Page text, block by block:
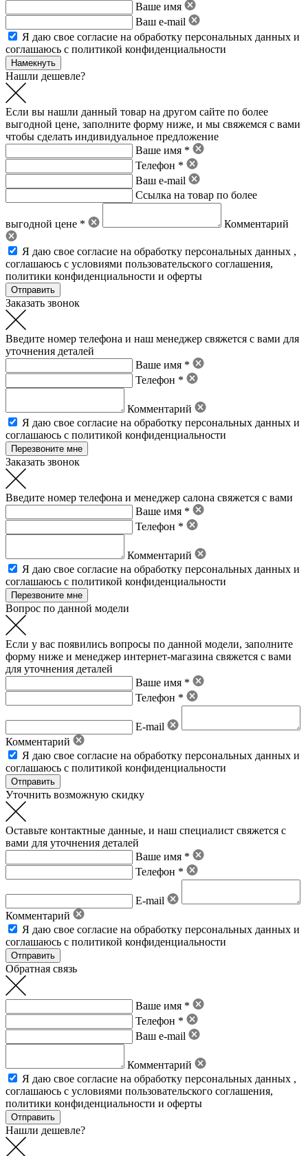
Ваше имя
Ваш e-mail
Я даю свое согласие на обработку персональных данных и
соглашаюсь с политикой конфиденциальности
Нашли дешевле?
Если вы нашли данный товар на другом сайте по более
выгодной цене, заполните форму ниже, и мы свяжемся с вами
чтобы сделать индивидуальное предложение
Ваше имя *
Телефон *
Ваш e-mail
Ссылка на товар по более
выгодной цене * Комментарий
Я даю свое согласие на обработку персональных данных ,
соглашаюсь с условиями пользовательского соглашения,
политики конфиденциальности и оферты
Заказать звонок
Введите номер телефона и наш менеджер свяжется с вами для
уточнения деталей
Ваше имя *
Телефон *
Комментарий
Я даю свое согласие на обработку персональных данных и
соглашаюсь с политикой конфиденциальности
Заказать звонок
Введите номер телефона и менеджер салона свяжется с вами
Ваше имя *
Телефон *
Комментарий
Я даю свое согласие на обработку персональных данных и
соглашаюсь с политикой конфиденциальности
Вопрос по данной модели
Если у вас появились вопросы по данной модели, заполните
форму ниже и менеджер интернет-магазина свяжется с вами
для уточнения деталей
Ваше имя *
Телефон *
E-mail
Комментарий
Я даю свое согласие на обработку персональных данных и
соглашаюсь с политикой конфиденциальности
Уточнить возможную скидку
Оставьте контактные данные, и наш специалист свяжется с
вами для уточнения деталей
Ваше имя *
Телефон *
E-mail
Комментарий
Я даю свое согласие на обработку персональных данных и
соглашаюсь с политикой конфиденциальности
Обратная связь
Ваше имя *
Телефон *
Ваш e-mail
Комментарий
Я даю свое согласие на обработку персональных данных ,
соглашаюсь с условиями пользовательского соглашения,
политики конфиденциальности и оферты
Нашли дешевле?